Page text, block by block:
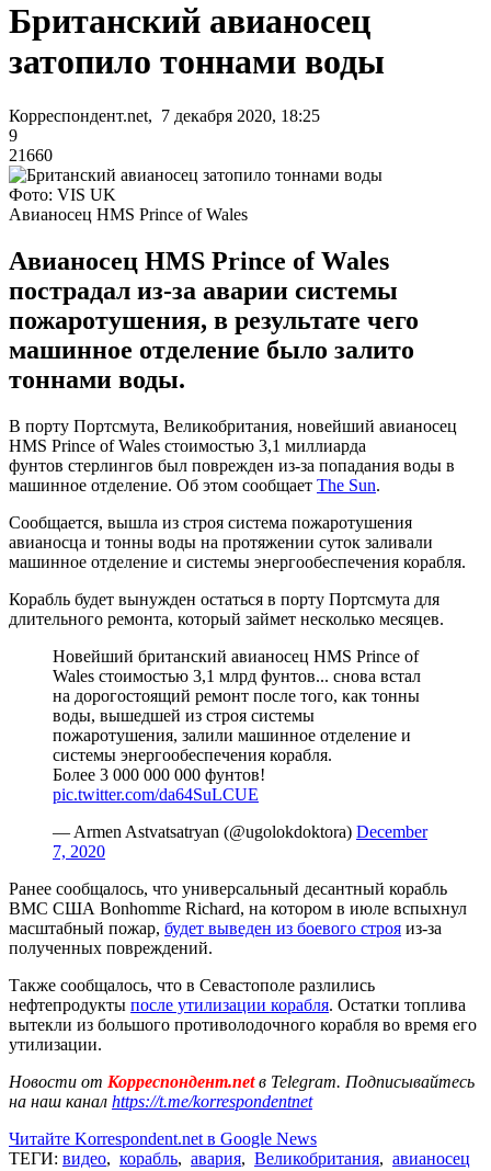
Британский авианосец
затопило тоннами воды
Корреспондент.net, 7 декабря 2020, 18:25
9
21660
Фото: VIS UK
Авианосец HMS Prince of Wales
Авианосец HMS Prince of Wales
пострадал из-за аварии системы
пожаротушения, в результате чего
машинное отделение было залито
тоннами воды.
В порту Портсмута, Великобритания, новейший авианосец
HMS Prince of Wales стоимостью 3,1 миллиарда
фунтов стерлингов был поврежден из-за попадания воды в
машинное отделение. Об этом сообщает The Sun.
Сообщается, вышла из строя система пожаротушения
авианосца и тонны воды на протяжении суток заливали
машинное отделение и системы энергообеспечения корабля.
Корабль будет вынужден остаться в порту Портсмута для
длительного ремонта, который займет несколько месяцев.
Новейший британский авианосец HMS Prince of
Wales стоимостью 3,1 млрд фунтов... снова встал
на дорогостоящий ремонт после того, как тонны
воды, вышедшей из строя системы
пожаротушения, залили машинное отделение и
системы энергообеспечения корабля.
Более 3 000 000 000 фунтов!
pic.twitter.com/da64SuLCUE
— Armen Astvatsatryan (@ugolokdoktora) December
7, 2020
Ранее сообщалось, что универсальный десантный корабль
ВМС США Bonhomme Richard, на котором в июле вспыхнул
масштабный пожар, будет выведен из боевого строя из-за
полученных повреждений.
Также сообщалось, что в Севастополе разлились
нефтепродукты после утилизации корабля. Остатки топлива
вытекли из большого противолодочного корабля во время его
утилизации.
Новости от Корреспондент.netв Telegram. Подписывайтесь
на наш канал https://t.me/korrespondentnet
Читайте Korrespondent.net в Google News
ТЕГИ: видео, корабль, авария, Великобритания, авианосец